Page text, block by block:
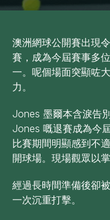
澳洲網球公開賽出現
賽，成為今屆賽事多
一。呢個場面突顯咗
力。
Jones 墨爾本含淚告
Jones 嘅退賽成為今
比賽期間明顯感到不
開球場。現場觀眾以
經過長時間準備後卻
一次沉重打擊。